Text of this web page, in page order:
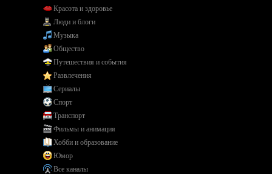
Красота и здоровье
Люди и блоги
Музыка
Общество
Путешествия и события
Развлечения
Сериалы
Спорт
Транспорт
Фильмы и анимация
Хобби и образование
Юмор
Все каналы